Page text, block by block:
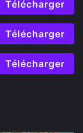
Télécharger
Télécharger
Télécharger